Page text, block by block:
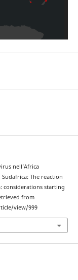
nell’Africa
The reaction
considerations starting
from
view/999